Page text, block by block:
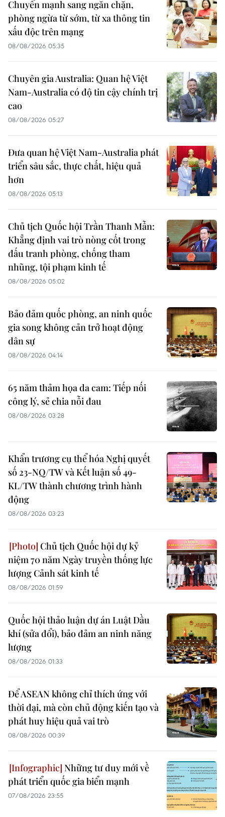
Chuyển mạnh sang ngăn chặn,
phòng ngừa từ sớm, từ xa thông tin
xấu độc trên mạng
08/08/2026 05:35
Chuyên gia Australia: Quan hệ Việt
Nam-Australia có độ tin cậy chính trị
cao
08/08/2026 05:27
Đưa quan hệ Việt Nam-Australia phát
triển sâu sắc, thực chất, hiệu quả
hơn
08/08/2026 05:13
Chủ tịch Quốc hội Trần Thanh Mẫn:
Khẳng định vai trò nòng cốt trong
đấu tranh phòng, chống tham
nhũng, tội phạm kinh tế
08/08/2026 05:02
Bảo đảm quốc phòng, an ninh quốc
gia song không cản trở hoạt động
dân sự
08/08/2026 04:14
65 năm thảm họa da cam: Tiếp nối
công lý, sẻ chia nỗi đau
08/08/2026 03:28
Khẩn trương cụ thể hóa Nghị quyết
số 23-NQ/TW và Kết luận số 49-
KL/TW thành chương trình hành
động
08/08/2026 03:23
Chủ tịch Quốc hội dự kỷ
niệm 70 năm Ngày truyền thống lực
lượng Cảnh sát kinh tế
08/08/2026 01:59
Quốc hội thảo luận dự án Luật Dầu
khí (sửa đổi), bảo đảm an ninh năng
lượng
08/08/2026 01:33
Để ASEAN không chỉ thích ứng với
thời đại, mà còn chủ động kiến tạo và
phát huy hiệu quả vai trò
08/08/2026 00:39
Những tư duy mới về
phát triển quốc gia biển mạnh
07/08/2026 23:55